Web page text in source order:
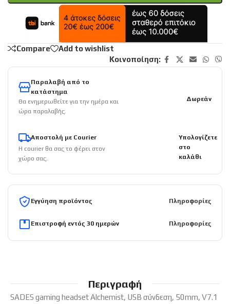
Compare
Add to wishlist
Κοινοποίηση:
Παραλαβή από το
κατάστημα
Θα ενημερωθείτε για την ημέρα και
ώρα παραλαβής.
Δωρεάν
Αποστολή με Courier
Η courier θα σας το φέρει στον
χώρο σας.
Υπολογίζετε
στο
καλάθι
Εγγύηση προϊόντος Πληροφορίες
Επιστροφή εντός 30 ημερών Πληροφορίες
Περιγραφή
SADES gaming headset Alchemist, USB σύνδεση, 50mm, V7.1